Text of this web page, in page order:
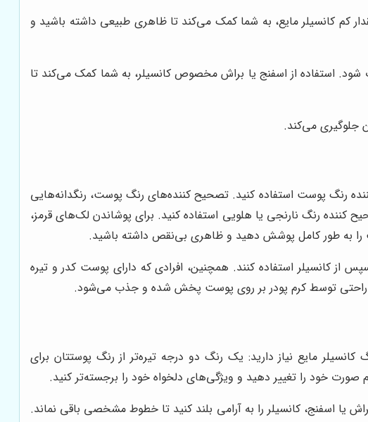
کم کانسیلر مایع، به شما کمک می‌کند تا ظاهری طبیعی داشته باشید و
استفاده از اسفنج یا براش مخصوص کانسیلر، به شما کمک می‌کند تا
جلوگیری می‌کند.
رنگ پوست استفاده کنید. تصحیح کننده‌های رنگ پوست، رنگدانه‌هایی
رنگ نارنجی یا هلویی استفاده کنید. برای پوشاندن لک‌های قرمز،
را به طور کامل پوشش دهید و ظاهری بی‌نقص داشته باشید.
از کانسیلر استفاده کنند. همچنین، افرادی که دارای پوست کدر و تیره
به راحتی توسط کرم پودر بر روی پوست پخش شده و جذب می‌شود.
مایع نیاز دارید: یک رنگ دو درجه تیره‌تر از رنگ پوستتان برای
صورت خود را تغییر دهید و ویژگی‌های دلخواه خود را برجسته‌تر کنید.
یا اسفنج، کانسیلر را به آرامی بلند کنید تا خطوط مشخصی باقی نماند.